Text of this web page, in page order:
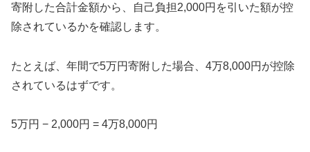
寄附した合計金額から、自己負担2,000円を引いた額が控
除されているかを確認します。
たとえば、年間で5万円寄附した場合、4万8,000円が控除
されているはずです。
5万円 − 2,000円 = 4万8,000円